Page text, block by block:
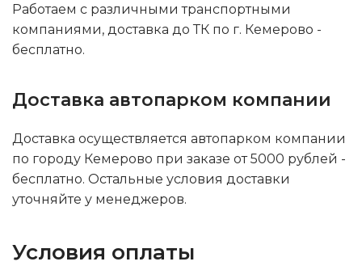
Работаем с различными транспортными
компаниями, доставка до ТК по г. Кемерово -
бесплатно.
Доставка автопарком компании
Доставка осуществляется автопарком компании
по городу Кемерово при заказе от 5000 рублей -
бесплатно. Остальные условия доставки
уточняйте у менеджеров.
Условия оплаты